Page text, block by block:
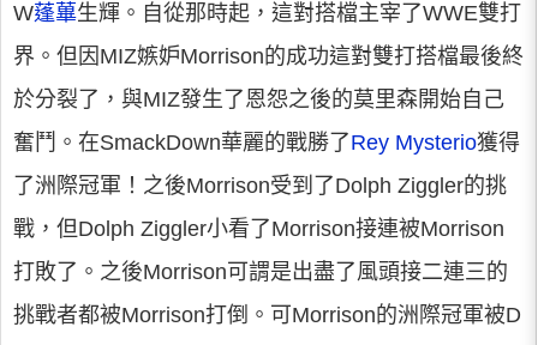
W蓬蓽生輝。自從那時起，這對搭檔主宰了WWE雙打
界。但因MIZ嫉妒Morrison的成功這對雙打搭檔最後終
於分裂了，與MIZ發生了恩怨之後的莫里森開始自己
奮鬥。在SmackDown華麗的戰勝了Rey Mysterio獲得
了洲際冠軍！之後Morrison受到了Dolph Ziggler的挑
戰，但Dolph Ziggler小看了Morrison接連被Morrison
打敗了。之後Morrison可謂是出盡了風頭接二連三的
挑戰者都被Morrison打倒。可Morrison的洲際冠軍被D